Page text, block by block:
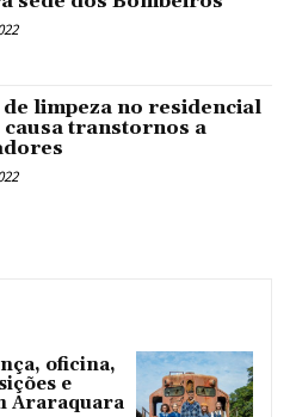
de limpeza no residencial
causa transtornos a
oficina,
e
Araraquara